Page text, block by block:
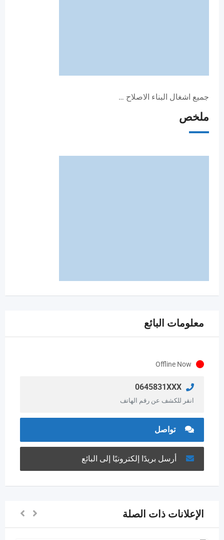
جميع اشغال البناء الاصلاح …
ملخص
معلومات البائع
Offline Now
0645831XXX
انقر للكشف عن رقم الهاتف
تواصل
أرسل بريدًا إلكترونيًا إلى البائع
الإعلانات ذات الصلة